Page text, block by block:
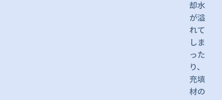
却水
が溢
れて
しま
った
り、
充填
材の